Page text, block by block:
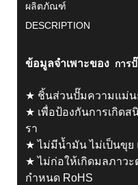
ผลิตภัณฑ์
DESCRIPTION
ข้อมูลจำเพาะของ การ
★ ชิ้นส่วนปั๊มความแม่น
★ เพื่อป้องกันการเกิดส
รา
★ ไม่มีน้ำมัน ไม่เป็นขุย
★ ไม่ก่อให้เกิดมลภาว
กำหนด RoHS